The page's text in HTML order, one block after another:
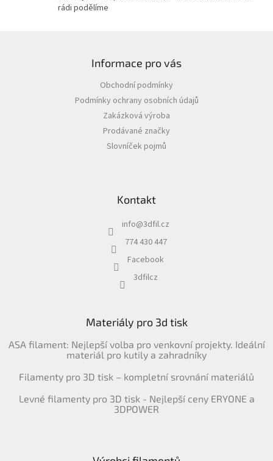
rádi podělíme
Informace pro vás
Obchodní podmínky
Podmínky ochrany osobních údajů
Zakázková výroba
Prodávané značky
Slovníček pojmů
Kontakt
info@3dfil.cz
774 430 447
Facebook
3dfilcz
Materiály pro 3d tisk
ASA filament: Nejlepší volba pro venkovní projekty. Ideální
materiál pro kutily a zahradníky
Filamenty pro 3D tisk – kompletní srovnání materiálů
Levné filamenty pro 3D tisk - Nejlepší ceny ERYONE a
3DPOWER